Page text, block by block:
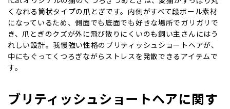
くなれる筒状タイプの爪とぎです。内側がすべて段ボール素材
になっているため、側面でも底面でも好きな場所でガリガリで
き、爪とぎのクズが外に飛び散りにくいのも飼い主さんにはう
れしい設計。我慢強い性格のブリティッシュショートヘアが、
中にもぐってくつろぎながらストレスを発散できるアイテムで
す。
ブリティッシュショートヘアに関す